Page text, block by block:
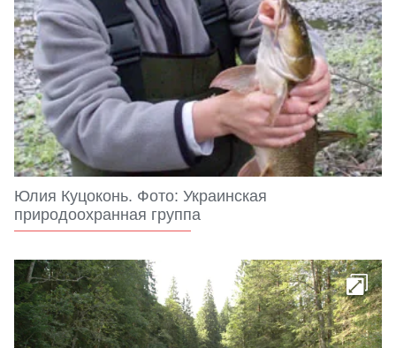
Юлия Куцоконь. Фото: Украинская
природоохранная группа